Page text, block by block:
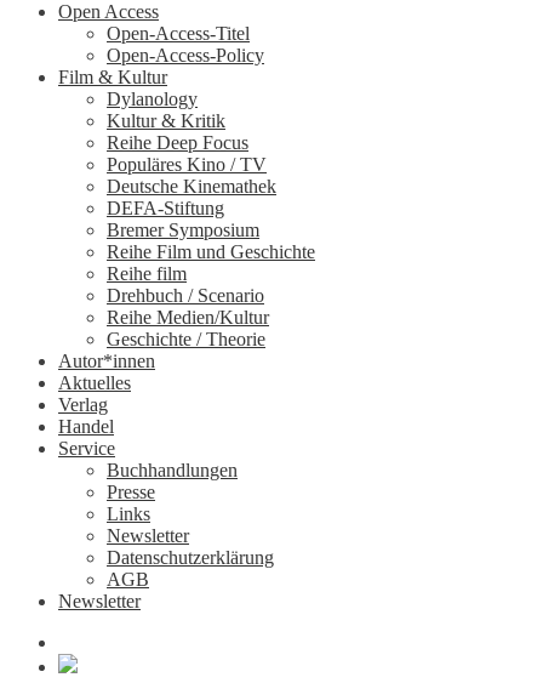
Open Access
Open-Access-Titel
Open-Access-Policy
Film & Kultur
Dylanology
Kultur & Kritik
Reihe Deep Focus
Populäres Kino / TV
Deutsche Kinemathek
DEFA-Stiftung
Bremer Symposium
Reihe Film und Geschichte
Reihe film
Drehbuch / Scenario
Reihe Medien/Kultur
Geschichte / Theorie
Autor*innen
Aktuelles
Verlag
Handel
Service
Buchhandlungen
Presse
Links
Newsletter
Datenschutzerklärung
AGB
Newsletter